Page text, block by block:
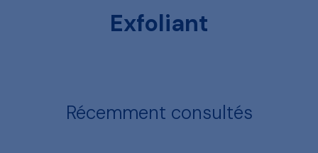
Exfoliant
Récemment consultés